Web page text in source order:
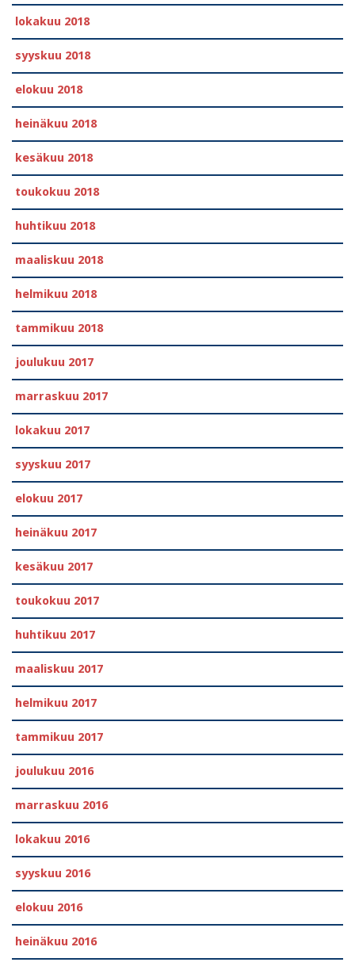
lokakuu 2018
syyskuu 2018
elokuu 2018
heinäkuu 2018
kesäkuu 2018
toukokuu 2018
huhtikuu 2018
maaliskuu 2018
helmikuu 2018
tammikuu 2018
joulukuu 2017
marraskuu 2017
lokakuu 2017
syyskuu 2017
elokuu 2017
heinäkuu 2017
kesäkuu 2017
toukokuu 2017
huhtikuu 2017
maaliskuu 2017
helmikuu 2017
tammikuu 2017
joulukuu 2016
marraskuu 2016
lokakuu 2016
syyskuu 2016
elokuu 2016
heinäkuu 2016